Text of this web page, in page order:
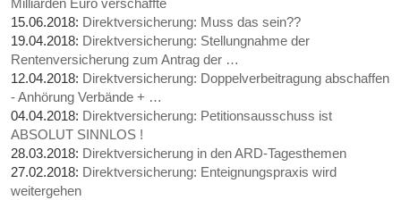
15.06.2018: Direktversicherung: Muss das sein??
19.04.2018: Direktversicherung: Stellungnahme der
Rentenversicherung zum Antrag der …
12.04.2018: Direktversicherung: Doppelverbeitragung abschaffen
- Anhörung Verbände + …
04.04.2018: Direktversicherung: Petitionsausschuss ist
ABSOLUT SINNLOS !
28.03.2018: Direktversicherung in den ARD-Tagesthemen
27.02.2018: Direktversicherung: Enteignungspraxis wird
weitergehen